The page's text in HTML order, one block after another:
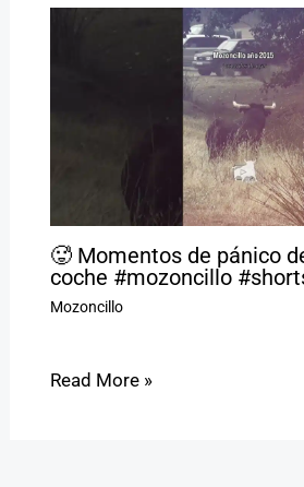
🥵 Momentos de pánico
coche #mozoncillo
Mozoncillo
Read More »